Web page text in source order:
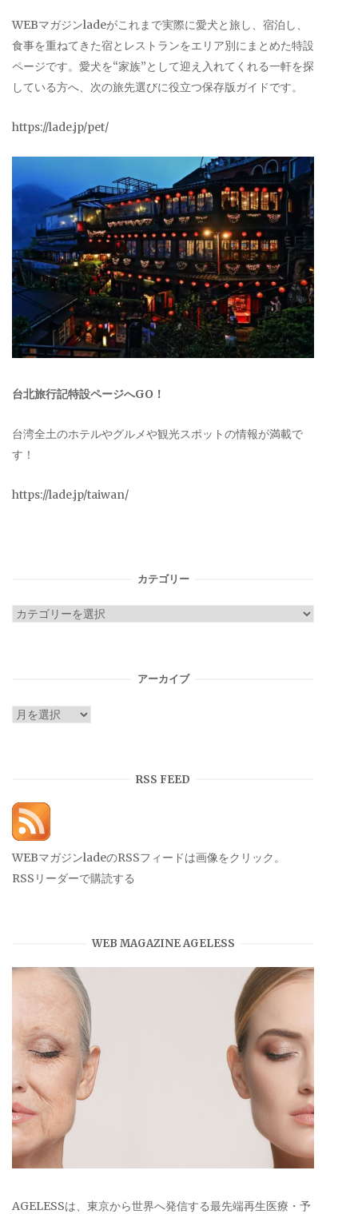
WEBマガジンladeがこれまで実際に愛犬と旅し、宿泊し、
食事を重ねてきた宿とレストランをエリア別にまとめた特設
ページです。愛犬を“家族”として迎え入れてくれる一軒を探
している方へ、次の旅先選びに役立つ保存版ガイドです。
https://lade.jp/pet/
台北旅行記特設ページへGO！
台湾全土のホテルやグルメや観光スポットの情報が満載で
す！
https://lade.jp/taiwan/
カテゴリー
カ
アーカイブ
ア
RSS FEED
WEBマガジンladeのRSSフィードは画像をクリック。
RSSリーダーで購読する
WEB MAGAZINE AGELESS
AGELESSは、東京から世界へ発信する最先端再生医療・予